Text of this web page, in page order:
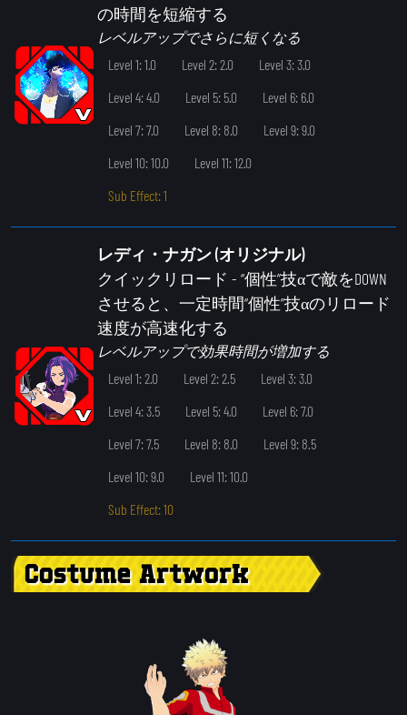
の時間を短縮する
レベルアップでさらに短くなる
Level 1: 1.0
Level 2: 2.0
Level 3: 3.0
Level 4: 4.0
Level 5: 5.0
Level 6: 6.0
Level 7: 7.0
Level 8: 8.0
Level 9: 9.0
Level 10: 10.0
Level 11: 12.0
Sub Effect: 1
レディ・ナガン (オリジナル)
クイックリロード - “個性”技αで敵をDOWN
させると、一定時間“個性”技αのリロード
速度が高速化する
レベルアップで効果時間が増加する
Level 1: 2.0
Level 2: 2.5
Level 3: 3.0
Level 4: 3.5
Level 5: 4.0
Level 6: 7.0
Level 7: 7.5
Level 8: 8.0
Level 9: 8.5
Level 10: 9.0
Level 11: 10.0
Sub Effect: 10
Costume Artwork